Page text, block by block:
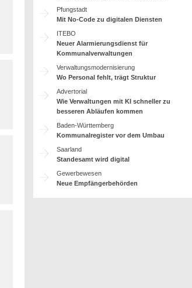
Pfungstadt
Mit No-Code zu digitalen Diensten
ITEBO
Neuer Alarmierungsdienst für
Kommunalverwaltungen
Verwaltungsmodernisierung
Wo Personal fehlt, trägt Struktur
Advertorial
Wie Verwaltungen mit KI schneller zu
besseren Abläufen kommen
Baden-Württemberg
Kommunalregister vor dem Umbau
Saarland
Standesamt wird digital
Gewerbewesen
Neue Empfängerbehörden